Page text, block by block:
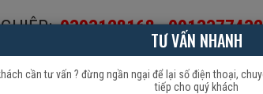
0393128168-0913377432
TƯ VẤN NHANH
cần tư vấn ? đừng ngần ngại để lại số điện thoại,
tiếp cho quý khách